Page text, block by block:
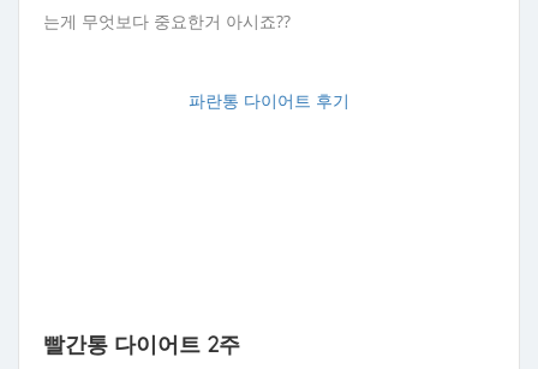
는게 무엇보다 중요한거 아시죠??
파란통 다이어트 후기
빨간통 다이어트 2주